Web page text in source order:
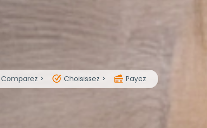
Comparez > Choisissez > Payez